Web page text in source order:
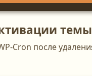
Cron после